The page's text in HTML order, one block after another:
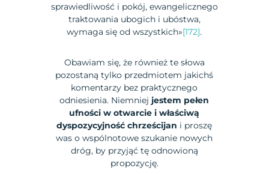
sprawiedliwość i pokój, ewangelicznego
traktowania ubogich i ubóstwa,
wymaga się od wszystkich»[172].
Obawiam się, że również te słowa
pozostaną tylko przedmiotem jakichś
komentarzy bez praktycznego
odniesienia. Niemniej jestem pełen
ufności w otwarcie i właściwą
dyspozycyjność chrześcijan i proszę
was o wspólnotowe szukanie nowych
dróg, by przyjąć tę odnowioną
propozycję.